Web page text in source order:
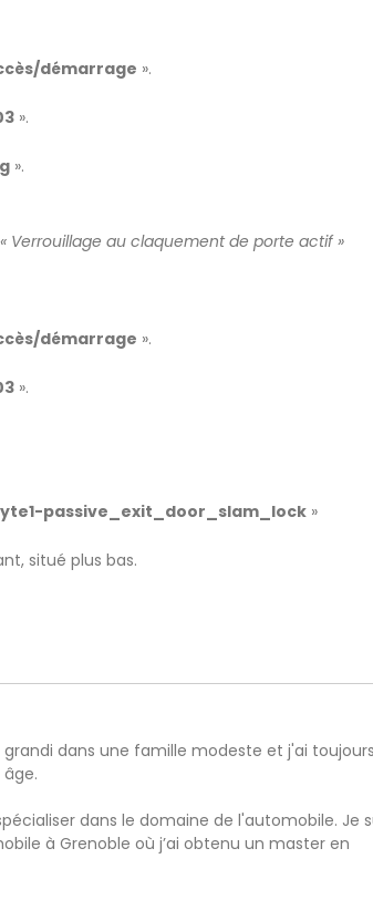
démarrage ».
».
».
« Verrouillage au claquement de porte actif »
démarrage ».
».
passive_exit_door_slam_lock »
situé plus bas.
grandi dans une famille modeste et j'ai toujours
dans le domaine de l'automobile. Je
à Grenoble où j’ai obtenu un master en